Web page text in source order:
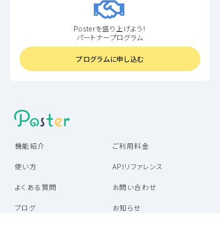
機能紹介
使い方
よくある質問
ブログ
ご利用料金
APIリファレンス
お問い合わせ
お知らせ
Posterを盛り上げよう！
パートナープログラム
プログラムに申し込む